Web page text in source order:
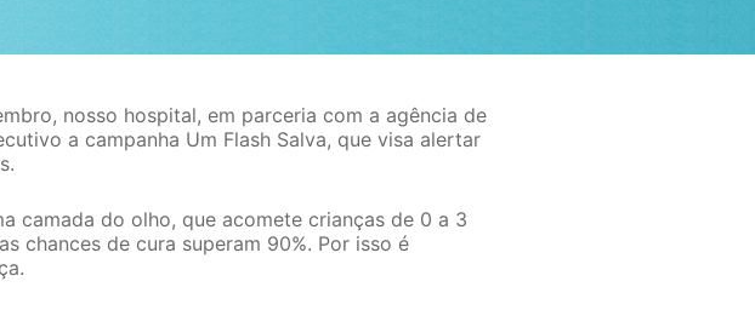
nosso hospital, em parceria com a agência de
a campanha Um Flash Salva, que visa alertar
camada do olho, que acomete crianças de 0 a 3
chances de cura superam 90%. Por isso é